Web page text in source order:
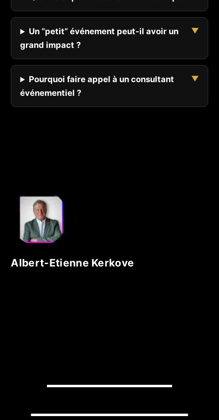
Un “petit” événement peut-il avoir un
grand impact ?
Pourquoi faire appel à un consultant
événementiel ?
Albert-Etienne Kerkove